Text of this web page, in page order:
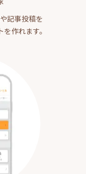
記事投稿を
作れます。